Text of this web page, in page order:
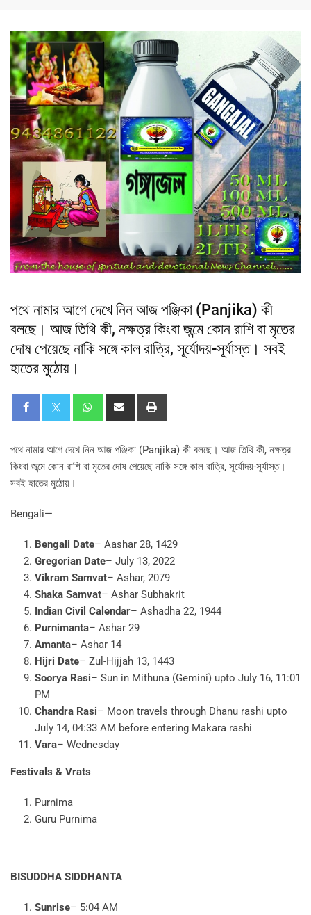
পথে নামার আগে দেখে নিন আজ পঞ্জিকা (Panjika) কী
বলছে। আজ তিথি কী, নক্ষত্র কিংবা জন্মে কোন রাশি বা মৃতের
দোষ পেয়েছে নাকি সঙ্গে কাল রাত্রি, সূর্যোদয়-সূর্যাস্ত। সবই
হাতের মুঠোয়।
পথে নামার আগে দেখে নিন আজ পঞ্জিকা (Panjika) কী বলছে। আজ তিথি কী, নক্ষত্র
কিংবা জন্মে কোন রাশি বা মৃতের দোষ পেয়েছে নাকি সঙ্গে কাল রাত্রি, সূর্যোদয়-সূর্যাস্ত।
সবই হাতের মুঠোয়।
Bengali—
Bengali Date– Aashar 28, 1429
Gregorian Date– July 13, 2022
Vikram Samvat– Ashar, 2079
Shaka Samvat– Ashar Subhakrit
Indian Civil Calendar– Ashadha 22, 1944
Purnimanta– Ashar 29
Amanta– Ashar 14
Hijri Date– Zul-Hijjah 13, 1443
Soorya Rasi– Sun in Mithuna (Gemini) upto July 16, 11:01
PM
Chandra Rasi– Moon travels through Dhanu rashi upto
July 14, 04:33 AM before entering Makara rashi
Vara– Wednesday
Festivals & Vrats
Purnima
Guru Purnima
BISUDDHA SIDDHANTA
Sunrise– 5:04 AM